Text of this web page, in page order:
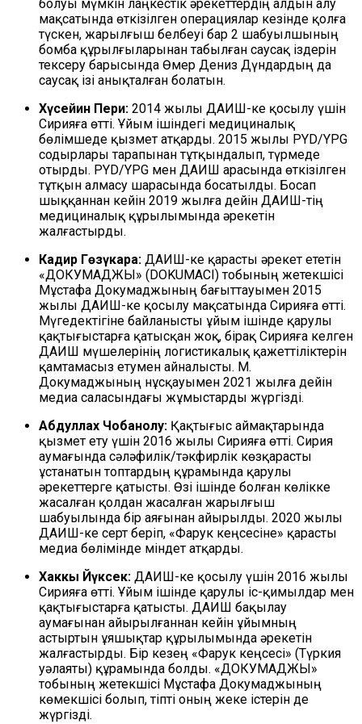
болуы мүмкін лаңкестік әрекеттердің алдын алу
мақсатында өткізілген операциялар кезінде қолға
түскен, жарылғыш белбеуі бар 2 шабуылшының
бомба құрылғыларынан табылған саусақ іздерін
тексеру барысында Өмер Дениз Дүндардың да
саусақ ізі анықталған болатын.
Хүсейин Пери: 2014 жылы ДАИШ-ке қосылу үшін
Сирияға өтті. Ұйым ішіндегі медициналық
бөлімшеде қызмет атқарды. 2015 жылы PYD/YPG
содырлары тарапынан тұтқындалып, түрмеде
отырды. PYD/YPG мен ДАИШ арасында өткізілген
тұтқын алмасу шарасында босатылды. Босап
шыққаннан кейін 2019 жылға дейін ДАИШ-тің
медициналық құрылымында әрекетін
жалғастырды.
Кадир Гөзүкара: ДАИШ-ке қарасты әрекет ететін
«ДОКУМАДЖЫ» (DOKUMACI) тобының жетекшісі
Мұстафа Докумаджының бағыттауымен 2015
жылы ДАИШ-ке қосылу мақсатында Сирияға өтті.
Мүгедектігіне байланысты ұйым ішінде қарулы
қақтығыстарға қатысқан жоқ, бірақ Сирияға келген
ДАИШ мүшелерінің логистикалық қажеттіліктерін
қамтамасыз етумен айналысты. М.
Докумаджының нұсқауымен 2021 жылға дейін
медиа саласындағы жұмыстарды жүргізді.
Абдуллах Чобаноғлу: Қақтығыс аймақтарында
қызмет ету үшін 2016 жылы Сирияға өтті. Сирия
аумағында сәләфилік/тәкфирлік көзқарасты
ұстанатын топтардың құрамында қарулы
әрекеттерге қатысты. Өзі ішінде болған көлікке
жасалған қолдан жасалған жарылғыш
шабуылында бір аяғынан айырылды. 2020 жылы
ДАИШ-ке серт беріп, «Фарук кеңсесіне» қарасты
медиа бөлімінде міндет атқарды.
Хаккы Йүксек: ДАИШ-ке қосылу үшін 2016 жылы
Сирияға өтті. Ұйым ішінде қарулы іс-қимылдар мен
қақтығыстарға қатысты. ДАИШ бақылау
аумағынан айырылғаннан кейін ұйымның
астыртын ұяшықтар құрылымында әрекетін
жалғастырды. Бір кезең «Фарук кеңсесі» (Түркия
уәлаяты) құрамында болды. «ДОКУМАДЖЫ»
тобының жетекшісі Мұстафа Докумаджының
көмекшісі болып, тіпті оның жеке істерін де
жүргізді.